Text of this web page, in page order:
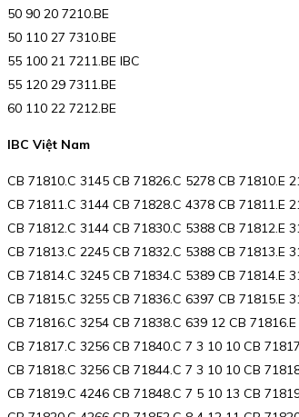
50 90 20 7210.BE
50 110 27 7310.BE
55 100 21 7211.BE IBC
55 120 29 7311.BE
60 110 22 7212.BE
IBC Việt Nam
CB 71810.C 3145 CB 71826.C 5278 CB 71810.E
CB 71811.C 3144 CB 71828.C 4378 CB 71811.E
CB 71812.C 3144 CB 71830.C 5388 CB 71812.E
CB 71813.C 2245 CB 71832.C 5388 CB 71813.E
CB 71814.C 3245 CB 71834.C 5389 CB 71814.E
CB 71815.C 3255 CB 71836.C 6397 CB 71815.E
CB 71816.C 3254 CB 71838.C 639 12 CB
CB 71817.C 3256 CB 71840.C 7 3 10 10 CB
CB 71818.C 3256 CB 71844.C 7 3 10 10 CB
CB 71819.C 4246 CB 71848.C 7 5 10 13 CB